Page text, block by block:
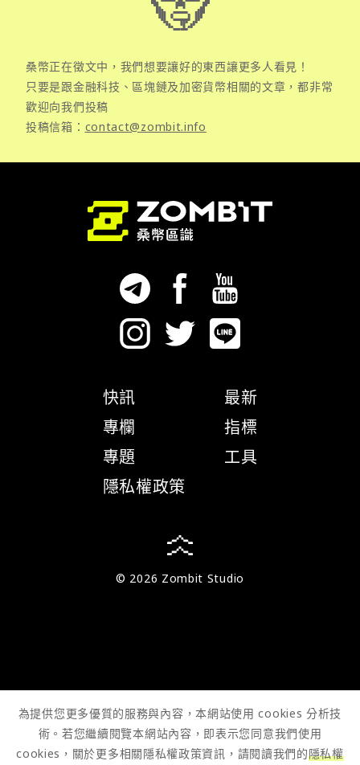
桑幣正在徵文中，我們想要讓好的東西讓更多人看見！
只要是跟金融科技、區塊鏈及加密貨幣相關的文章，都非常
歡迎向我們投稿
投稿信箱： contact@zombit.info
快訊
專欄
專題
隱私權政策
最新
指標
工具
© 2026 Zombit Studio
為提供您更多優質的服務與內容，本網站使用 cookies 分析技
術。若您繼續閱覽本網站內容，即表示您同意我們使用
cookies，關於更多相關隱私權政策資訊，請閱讀我們的隱私權